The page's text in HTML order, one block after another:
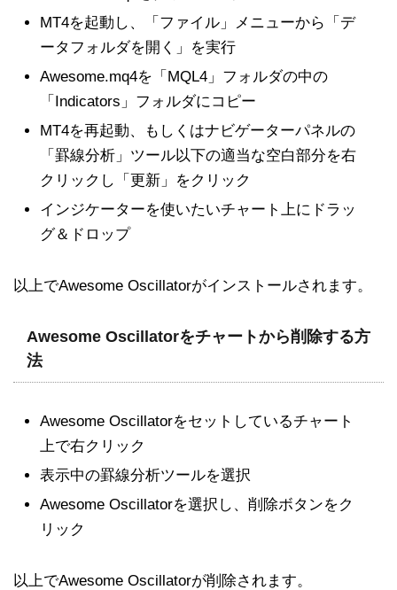
MT4を起動し、「ファイル」メニューから「デ
ータフォルダを開く」を実行
Awesome.mq4を「MQL4」フォルダの中の
「Indicators」フォルダにコピー
MT4を再起動、もしくはナビゲーターパネルの
「罫線分析」ツール以下の適当な空白部分を右
クリックし「更新」をクリック
インジケーターを使いたいチャート上にドラッ
グ＆ドロップ
以上でAwesome Oscillatorがインストールされます。
Awesome Oscillatorをチャートから削除する方
法
Awesome Oscillatorをセットしているチャート
上で右クリック
表示中の罫線分析ツールを選択
Awesome Oscillatorを選択し、削除ボタンをク
リック
以上でAwesome Oscillatorが削除されます。